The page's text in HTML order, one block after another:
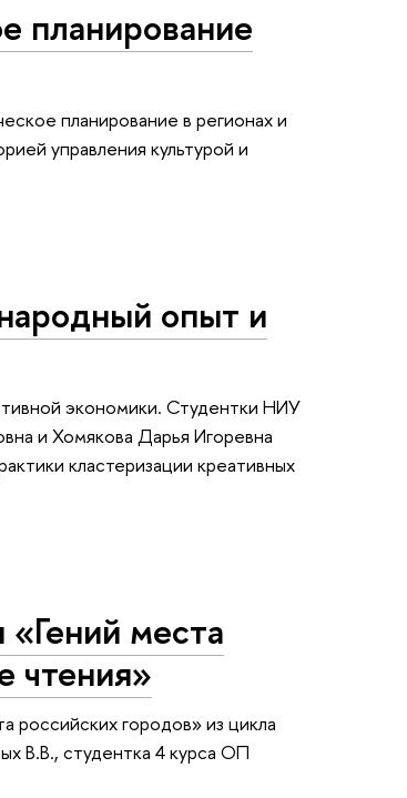
планирование
планирование в регионах и
управления культурой и
опыт и
экономики. Студентки НИУ
и Хомякова Дарья Игоревна
кластеризации креативных
места
чтения»
российских городов» из цикла
В.В., студентка 4 курса ОП